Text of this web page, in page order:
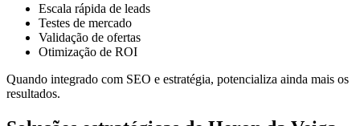
Escala rápida de leads
Testes de mercado
Validação de ofertas
Otimização de ROI
Quando integrado com SEO e estratégia, potencializa ainda mais os
resultados.